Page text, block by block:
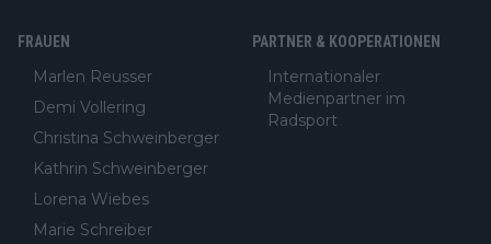
FRAUEN
Marlen Reusser
Demi Vollering
Christina Schweinberger
Kathrin Schweinberger
Lorena Wiebes
Marie Schreiber
PARTNER & KOOPERATIONEN
Internationaler
Medienpartner im
Radsport